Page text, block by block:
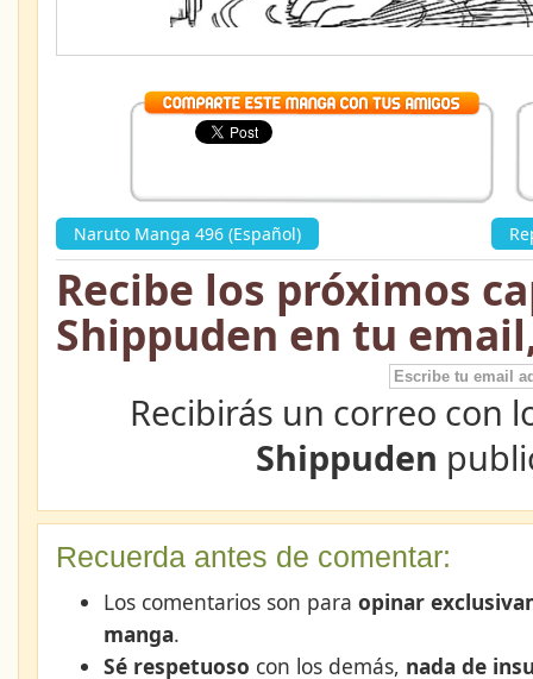
Naruto Manga 496 (Español)
Recibe los próximos
Shippuden en tu
Recibirás un correo con
Shippuden
Recuerda antes de comentar:
Los comentarios son para opinar
manga.
Sé respetuoso con los demás, nada de